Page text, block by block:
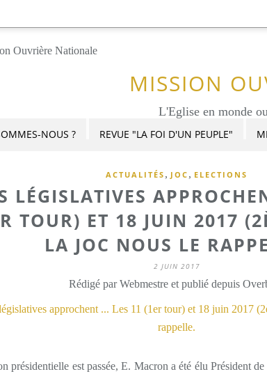
MISSION
L'Eglise en monde
NOUS ? REVUE "LA FOI D'UN PEUPLE"
ACTUALITÉS , JOC , ELECTIONS
LÉGISLATIVES
TOUR) ET 18 JUIN 2017
LA JOC NOUS LE
2 JUIN 2017
Rédigé par Webmestre et publié depuis
présidentielle est passée, E. Macron a été élu Président